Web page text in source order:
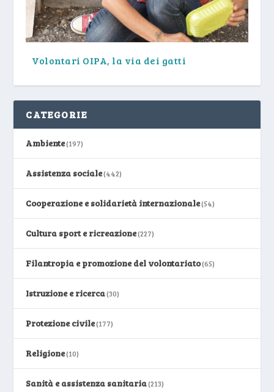
Volontari OIPA, la via dei gatti
CATEGORIE
Ambiente(197)
Assistenza sociale(442)
Cooperazione e solidarietà internazionale(54)
Cultura sport e ricreazione(227)
Filantropia e promozione del volontariato(65)
Istruzione e ricerca(30)
Protezione civile(177)
Religione(10)
Sanità e assistenza sanitaria(213)